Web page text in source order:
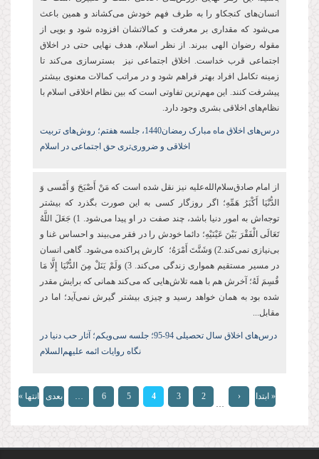
انسان‌های کنجکاو را به طرف فهم خودش می‌کشاند و همین باعث
می‌شود که مقداری بر معرفت و کمالاتشان افزوده شود و بویی از
مقوله رضوان الهی ببرند. از نظر اسلام، هدف نهایی حتی در اخلاق
اجتماعی قرب خداست. اخلاق اجتماعی نیز بسترسازی می‌کند تا
زمینه تکامل افراد بهتر فراهم شود و در مراتب کمالات معنوی بیشتر
پیشرفت کنند. این مهم‌ترین تفاوتی است که بین نظام اخلاقی اسلام با
نظام‌های اخلاقی بشری وجود دارد.
درس‌های اخلاق ماه مبارک رمضان1440، جلسه هفتم؛ روش‌های تربیت
اخلاقی و ضروری‌تری حق اجتماعی در اسلام
از امام صادق‌سلام‌الله‌علیه نیز نقل شده است که مَنْ‏ أَصْبَحَ‏ وَ أَمْسى‏ وَ
الدُّنْیَا أَكْبَرُ هَمِّهِ؛ اگر روزگار کسی به این صورت بگذرد که بیشتر
توجه‌اش به امور دنیا باشد، چند صفت در او پیدا می‌شود. 1) جَعَلَ اللَّهُ
تَعَالَى الْفَقْرَ بَیْنَ عَیْنَیْهِ؛ دائما خودش را در فقر می‌بیند و احساس غنا و
بی‌نیازی نمی‌کند.2) وَشَتَّتَ أَمْرَهُ؛ کارش پراکنده می‌شود. گاهی انسان
در مسیر مستقیم همواری زندگی می‌کند. 3) وَلَمْ یَنَلْ مِنَ الدُّنْیَا إِلَّا مَا
قُسِمَ لَهُ؛ آخرش هم با همه تلاش‌هایی که می‌کند همانی که برایش مقدر
شده بود به همان خواهد رسید و چیزی بیشتر گیرش نمی‌آید؛ اما در
مقابل...
درس‌های اخلاق سال تحصیلی 94-95 ؛ جلسه سی‌‌ویکم؛ آثار حب دنیا در
نگاه روایات ائمه علیهم‌السلام
صفحه‌ها
« ابتدا ‹
…
2
3
4
5
6
… بعدی انتها »